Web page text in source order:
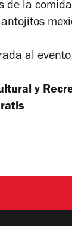
de la
al
y